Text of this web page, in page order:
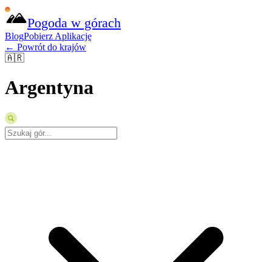
Pogoda w górach
BlogPobierz Aplikację
← Powrót do krajów
🇦🇷
Argentyna